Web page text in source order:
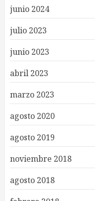
junio 2024
julio 2023
junio 2023
abril 2023
marzo 2023
agosto 2020
agosto 2019
noviembre 2018
agosto 2018